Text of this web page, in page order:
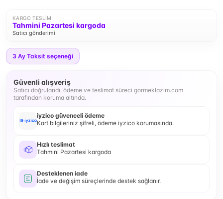
KARGO TESLIM
Tahmini Pazartesi kargoda
Satıcı gönderimi
3 Ay Taksit seçeneği
Güvenli alışveriş
Satıcı doğrulandı, ödeme ve teslimat süreci gormeklazim.com
tarafından koruma altında.
iyzico güvenceli ödeme
Kart bilgileriniz şifreli, ödeme iyzico korumasında.
Hızlı teslimat
Tahmini Pazartesi kargoda
Desteklenen iade
İade ve değişim süreçlerinde destek sağlanır.